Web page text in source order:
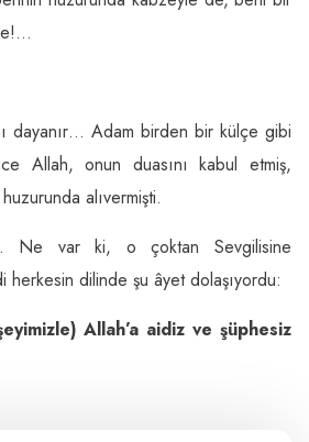
dayanır… Adam birden bir külçe gibi
Allah, onun duasını kabul etmiş,
alıvermişti.
Ne var ki, o çoktan Sevgilisine
herkesin dilinde şu âyet dolaşıyordu:
Allah’a aidiz ve şüphesiz